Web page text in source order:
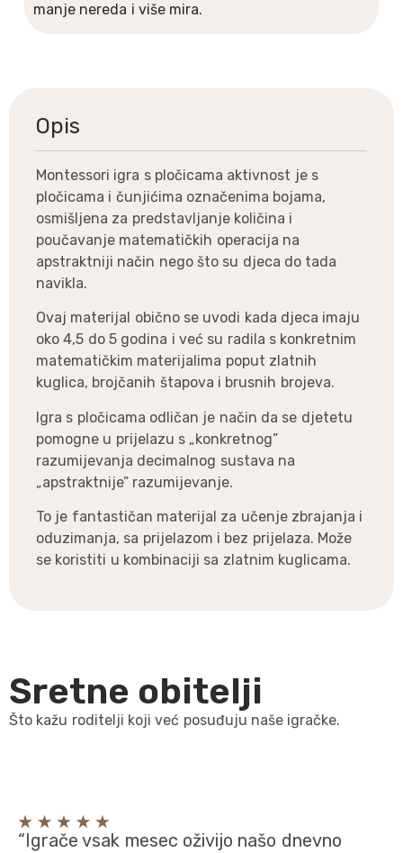
manje nereda i više mira.
Opis
Montessori igra s pločicama aktivnost je s
pločicama i čunjićima označenima bojama,
osmišljena za predstavljanje količina i
poučavanje matematičkih operacija na
apstraktniji način nego što su djeca do tada
navikla.
Ovaj materijal obično se uvodi kada djeca imaju
oko 4,5 do 5 godina i već su radila s konkretnim
matematičkim materijalima poput zlatnih
kuglica, brojčanih štapova i brusnih brojeva.
Igra s pločicama odličan je način da se djetetu
pomogne u prijelazu s „konkretnog”
razumijevanja decimalnog sustava na
„apstraktnije” razumijevanje.
To je fantastičan materijal za učenje zbrajanja i
oduzimanja, sa prijelazom i bez prijelaza. Može
se koristiti u kombinaciji sa zlatnim kuglicama.
Sretne obitelji
Što kažu roditelji koji već posuđuju naše igračke.
“Igrače vsak mesec oživijo našo dnevno